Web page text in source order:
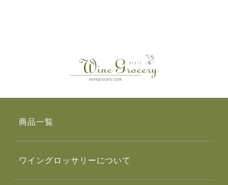
商品一覧
ワイングロッサリーについて